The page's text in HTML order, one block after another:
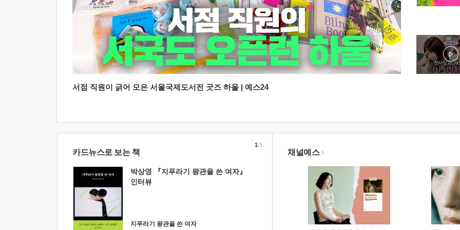
서점 직원이 긁어 모은 서울국제도서전 굿즈 하울 | 예스24
카드뉴스로 보는 책
박상영 『지푸라기 왕관을 쓴 여자』
인터뷰
지푸라기 왕관을 쓴 여자
1/3
채널예스